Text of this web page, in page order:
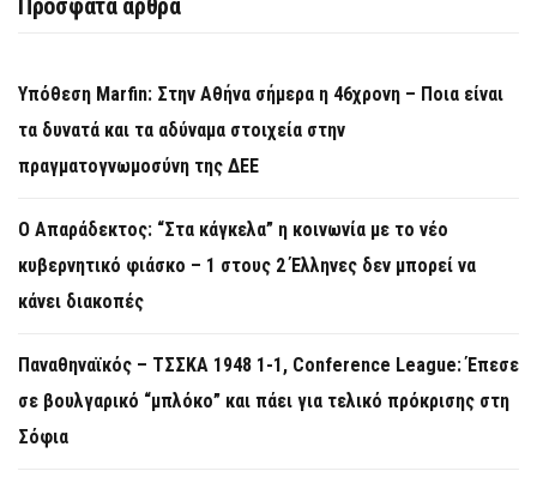
Υπόθεση Marfin: Στην Αθήνα σήμερα η 46χρονη – Ποια είναι
τα δυνατά και τα αδύναμα στοιχεία στην
πραγματογνωμοσύνη της ΔΕΕ
Ο Απαράδεκτος: “Στα κάγκελα” η κοινωνία με το νέο
κυβερνητικό φιάσκο – 1 στους 2 Έλληνες δεν μπορεί να
κάνει διακοπές
Παναθηναϊκός – ΤΣΣΚΑ 1948 1-1, Conference League: Έπεσε
σε βουλγαρικό “μπλόκο” και πάει για τελικό πρόκρισης στη
Σόφια